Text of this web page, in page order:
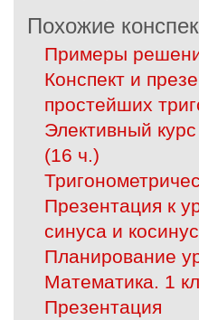
Похожие
Примеры
Конспект и
простейших
Элективный
(16 ч.)
Презентация к
синуса и
Планирование
Математика. 1
Презентация